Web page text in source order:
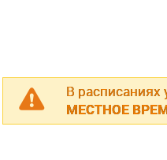
В расписаниях
МЕСТНОЕ